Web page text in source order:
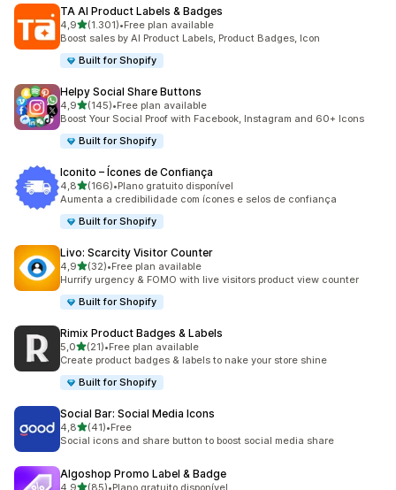
TA AI Product Labels & Badges
4,9de 5 estrelas
(1.301)
1301 total de avaliações
•Free plan available
Boost sales by AI Product Labels, Product Badges, Icon
Built for Shopify
Helpy Social Share Buttons
4,9de 5 estrelas
(145)
145 total de avaliações
•Free plan available
Boost Your Social Proof with Facebook, Instagram and 60+ Icons
Built for Shopify
Iconito – Ícones de Confiança
4,8de 5 estrelas
(166)
166 total de avaliações
•Plano gratuito disponível
Aumenta a credibilidade com ícones e selos de confiança
Built for Shopify
Livo: Scarcity Visitor Counter
4,9de 5 estrelas
(32)
32 total de avaliações
•Free plan available
Hurrify urgency & FOMO with live visitors product view counter
Built for Shopify
Rimix Product Badges & Labels
5,0de 5 estrelas
(21)
21 total de avaliações
•Free plan available
Create product badges & labels to nake your store shine
Built for Shopify
Social Bar: Social Media Icons
4,8de 5 estrelas
(41)
41 total de avaliações
•Free
Social icons and share button to boost social media share
Algoshop Promo Label & Badge
4,9de 5 estrelas
(85)•Plano gratuito disponível